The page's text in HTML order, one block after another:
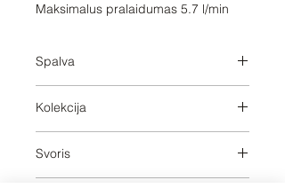
Maksimalus pralaidumas 5.7 l/min
Spalva
Kolekcija
Svoris